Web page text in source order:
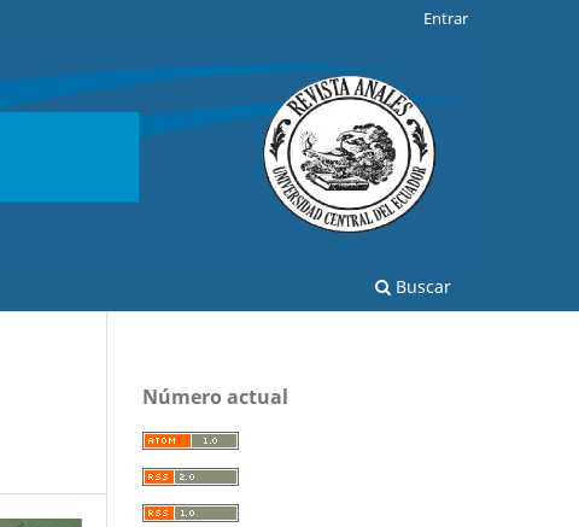
Buscar
Entrar
Número actual